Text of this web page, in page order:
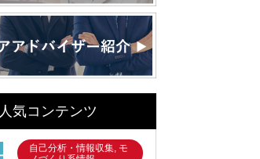
人気コンテンツ
自己分析・情報収集, モ